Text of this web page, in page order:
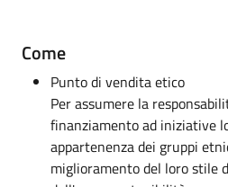
Come
Punto di vendita etico
Per assumere la
finanziamento ad iniziative
appartenenza dei gruppi
miglioramento del loro stile